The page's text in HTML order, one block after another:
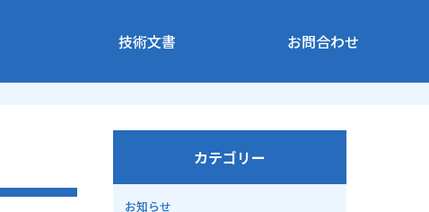
技術文書 お問合わせ
カテゴリー
お知らせ